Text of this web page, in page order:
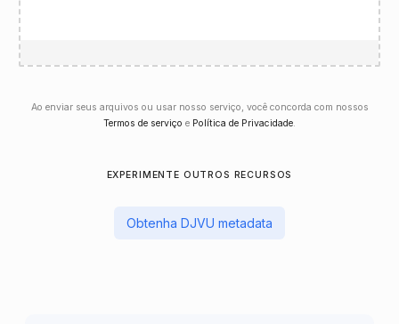
Ao enviar seus arquivos ou usar nosso serviço, você concorda com nossos
Termos de serviço e Política de Privacidade.
EXPERIMENTE OUTROS RECURSOS
Obtenha DJVU metadata